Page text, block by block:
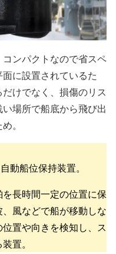
ンパクトなので省スペ
に設置されているた
けでなく、損傷のリス
場所で船底から飛び出
。
動船位保持装置。
長時間一定の位置に保
風などで船が移動しな
置や向きを検知し、ス
置。